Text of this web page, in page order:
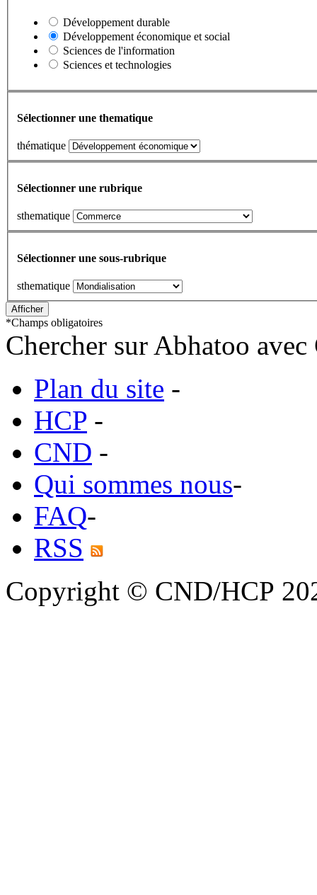
Développement durable
Développement économique et social
Sciences de l'information
Sciences et technologies
Sélectionner une thematique
thématique
Sélectionner une rubrique
sthematique
Sélectionner une sous-rubrique
sthematique
*Champs obligatoires
Chercher sur Abhatoo
Plan du site -
HCP -
CND -
Qui sommes nous-
FAQ-
RSS
Copyright © CND/HCP